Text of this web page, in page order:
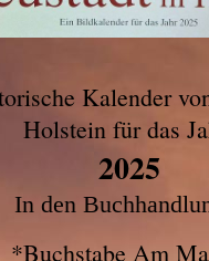
Kalender
Holstein für das
2025
In den
*Buchstabe Am